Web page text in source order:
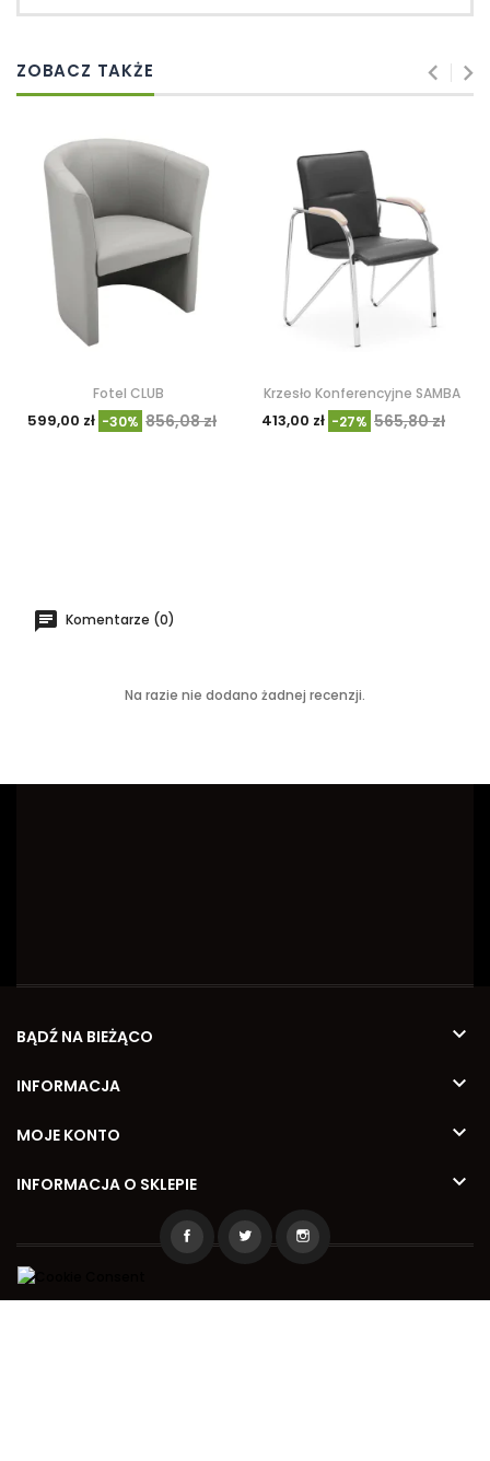
ZOBACZ TAKŻE
Fotel CLUB
599,00 zł -30% 856,08 zł
Krzesło Konferencyjne SAMBA
413,00 zł -27% 565,80 zł
Komentarze (0)
Na razie nie dodano żadnej recenzji.
BĄDŹ NA BIEŻĄCO 
INFORMACJA 
MOJE KONTO 
INFORMACJA O SKLEPIE 